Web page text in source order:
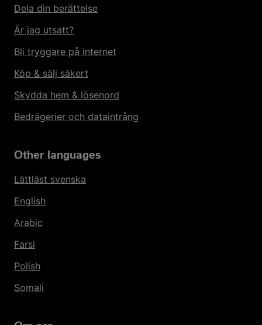
Dela din berättelse
Är jag utsatt?
Bli tryggare på internet
Köp & sälj säkert
Skydda hem & lösenord
Bedrägerier och dataintrång
Other languages
Lättläst svenska
English
Arabic
Farsi
Polish
Somali